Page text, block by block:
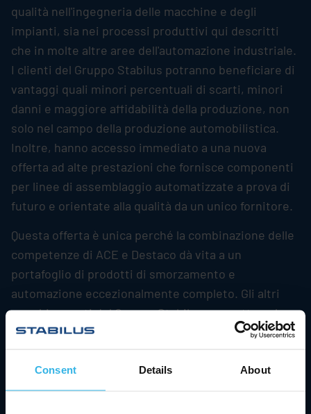
Consent Details About
qualità nell'ingegneria delle macchine e degli
impianti, sia nei processi produttivi qui descritti
che in molte altre aree dell'automazione industriale.
I clienti del Gruppo Stabilus potranno beneficiare di
vantaggi quali minori percentuali di scarti, minori
danni e maggiore affidabilità della produzione, non
solo nel campo della produzione automobilistica.
Inoltre, hanno accesso immediato a una nuova
offerta ad alte prestazioni che fornisce componenti
per linee di assemblaggio automatizzate a prova di
futuro e orientate alla qualità da un unico fornitore.
Questa offerta è unica perché la combinazione delle
competenze di ACE e Destaco dà vita a un
portafoglio di prodotti di smorzamento e
automazione eccezionalmente completo. Gli altri
marchi esperti del GruppoStabiluspromettono lo
stesso valore aggiunto. Hahn Gasfeder GmbH, ad
delle molle di pressione e di trazione a gas, nonché
di altri componenti per il controllo della velocità, in